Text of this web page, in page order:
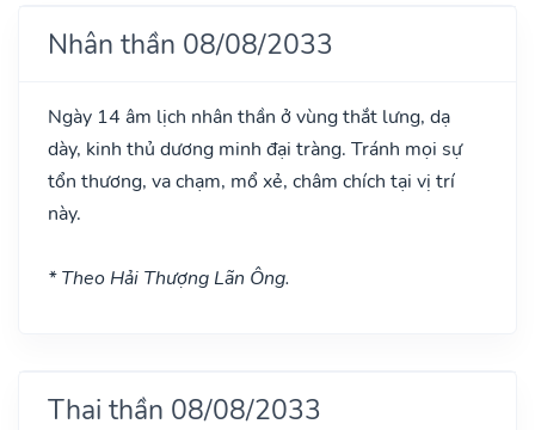
Nhân thần 08/08/2033
Ngày 14 âm lịch nhân thần ở vùng thắt lưng, dạ
dày, kinh thủ dương minh đại tràng. Tránh mọi sự
tổn thương, va chạm, mổ xẻ, châm chích tại vị trí
này.
* Theo Hải Thượng Lãn Ông.
Thai thần 08/08/2033